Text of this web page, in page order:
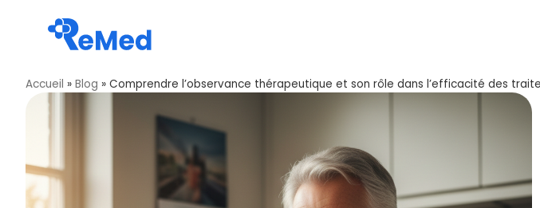
Accueil » Blog » Comprendre l’observance thérapeutique et son rôle dans l’efficacité des